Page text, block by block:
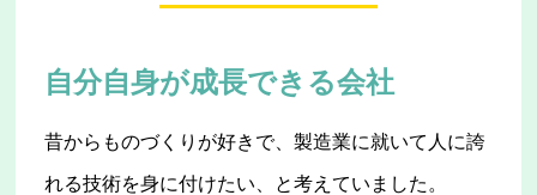
自分自身が成長できる会社
昔からものづくりが好きで、製造業に就いて人に誇
れる技術を身に付けたい、と考えていました。